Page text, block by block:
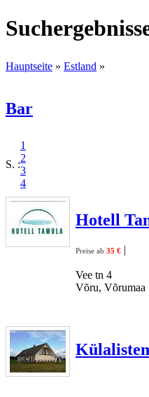
Hauptseite » Estland »
Bar
S. :
1
2
3
4
Hotell
Preise ab 35 € |
Vee tn 4
Võru, Võrumaa